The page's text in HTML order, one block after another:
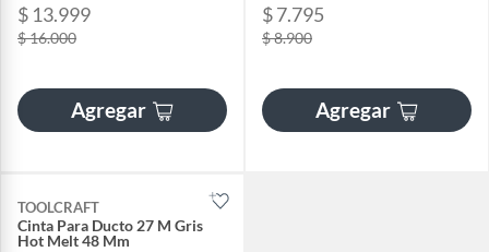
$ 13.999
$ 16.000
Agregar
$ 7.795
$ 8.900
Agregar
TOOLCRAFT
Cinta Para Ducto 27 M Gris
Hot Melt 48 Mm